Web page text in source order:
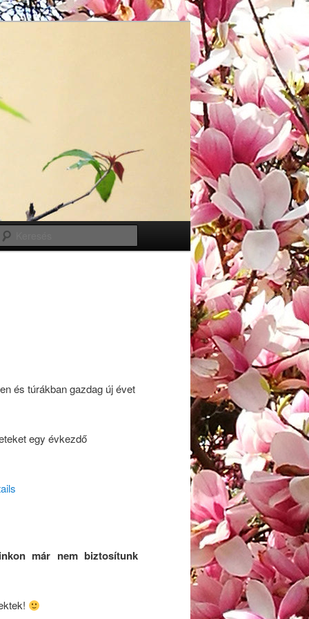
és túrákban gazdag új évet
egy évkezdő
már nem biztosítunk